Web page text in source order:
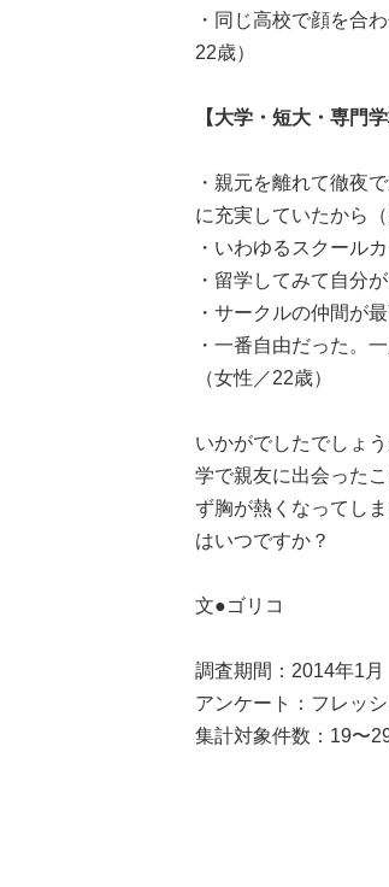
・同じ高校で顔を合
22歳）
【大学・短大・専門
・親元を離れて徹夜
に充実していたから（
・いわゆるスクール
・留学してみて自分
・サークルの仲間が
・一番自由だった。
（女性／22歳）
いかがでしたでしょ
学で親友に出会った
ず胸が熱くなってし
はいつですか？
文●ゴリコ
調査期間：2014年1月
アンケート：フレッ
集計対象件数：19〜